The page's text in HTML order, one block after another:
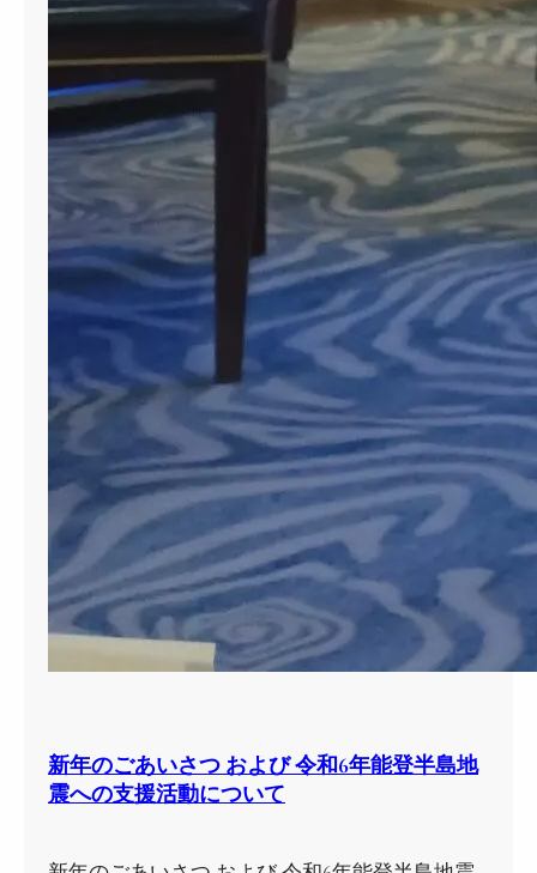
新年のごあいさつ および 令和6年能登半島地
震への支援活動について